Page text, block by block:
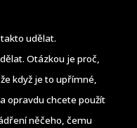
udělat.
Otázkou je proč,
když je to upřímné,
opravdu chcete použít
něčeho, čemu